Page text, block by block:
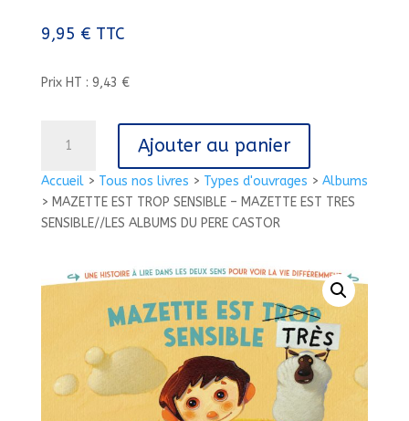
Accueil> Tous nos livres > Types d'ouvrages > Albums
> MAZETTE EST TROP SENSIBLE – MAZETTE EST TRES
SENSIBLE//LES ALBUMS DU PERE CASTOR
9,95 € TTC
Prix HT : 9,43 €
MAZETTE
EST
TROP
MAZETTE
ALBUMS
DU
Ajouter au panier